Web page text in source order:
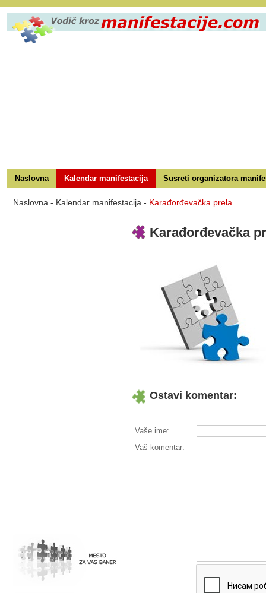
Naslovna Kalendar manifestacija Susreti organizatora
Naslovna - Kalendar manifestacija - Karađorđevačka prela
Karađorđevačka
Ostavi komentar:
Vaše ime:
Vaš komentar: